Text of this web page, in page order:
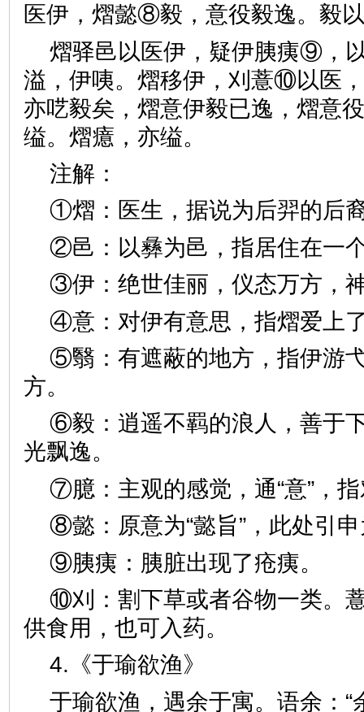
医伊，熠懿⑧毅，意役毅逸。毅
熠驿邑以医伊，疑伊胰痍⑨，
溢，伊咦。熠移伊，刈薏⑩以医
亦呓毅矣，熠意伊毅已逸，熠意
缢。熠癔，亦缢。
注解：
①熠：医生，据说为后羿的后
②邑：以彝为邑，指居住在一
③伊：绝世佳丽，仪态万方，
④意：对伊有意思，指熠爱上
⑤翳：有遮蔽的地方，指伊游
方。
⑥毅：逍遥不羁的浪人，善于
光飘逸。
⑦臆：主观的感觉，通“意”，
⑧懿：原意为“懿旨”，此处引
⑨胰痍：胰脏出现了疮痍。
⑩刈：割下草或者谷物一类。
供食用，也可入药。
4.《于瑜欲渔》
于瑜欲渔，遇余于寓。语余：“